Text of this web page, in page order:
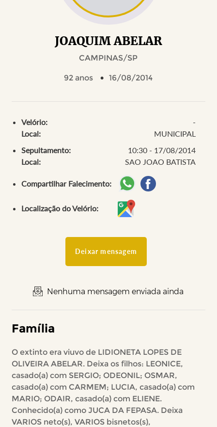
JOAQUIM ABELAR
CAMPINAS/SP
92 anos 16/08/2014
Velório:
-
Local:
MUNICIPAL
Sepultamento:
10:30 - 17/08/2014
Local:
SAO JOAO BATISTA
Compartilhar Falecimento:
Localização do Velório:
Deixar mensagem
Nenhuma mensagem enviada ainda
Família
O extinto era viuvo de LIDIONETA LOPES DE
OLIVEIRA ABELAR. Deixa os filhos: LEONICE,
casado(a) com SERGIO; ODEONIL; OSMAR,
casado(a) com CARMEM; LUCIA, casado(a) com
MARIO; ODAIR, casado(a) com ELIENE.
Conhecido(a) como JUCA DA FEPASA. Deixa
VARIOS neto(s), VARIOS bisnetos(s),